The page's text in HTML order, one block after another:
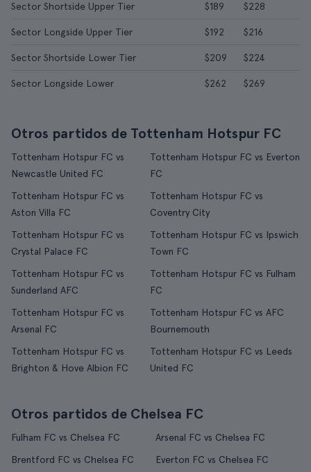
Sector Shortside Upper Tier $189 $228
Sector Longside Upper Tier $192 $216
Sector Shortside Lower Tier $209 $224
Sector Longside Lower $262 $269
Otros partidos de Tottenham Hotspur FC
Tottenham Hotspur FC vs
Newcastle United FC
Tottenham Hotspur FC vs Everton
FC
Tottenham Hotspur FC vs
Aston Villa FC
Tottenham Hotspur FC vs
Coventry City
Tottenham Hotspur FC vs
Crystal Palace FC
Tottenham Hotspur FC vs Ipswich
Town FC
Tottenham Hotspur FC vs
Sunderland AFC
Tottenham Hotspur FC vs Fulham
FC
Tottenham Hotspur FC vs
Arsenal FC
Tottenham Hotspur FC vs AFC
Bournemouth
Tottenham Hotspur FC vs
Brighton & Hove Albion FC
Tottenham Hotspur FC vs Leeds
United FC
Otros partidos de Chelsea FC
Fulham FC vs Chelsea FC
Arsenal FC vs Chelsea FC
Brentford FC vs Chelsea FC
Everton FC vs Chelsea FC